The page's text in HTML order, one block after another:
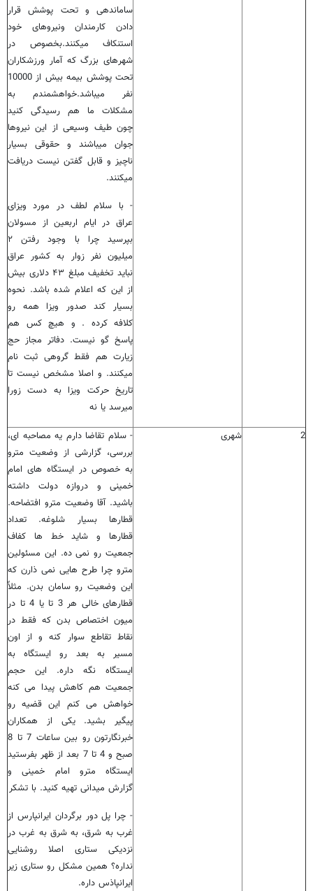
ساماندهی و تحت پوشش قرار
دادن کارمندان ونیروهای خود
استنکاف میکنند.بخصوص در
شهرهای بزرگ که آمار ورزشکاران
تحت پوشش بیمه بیش از 10000
نفر میباشد.خواهشمندم به
مشکلات ما هم رسیدگی کنید
چون طیف وسیعی از این نیروها
جوان میباشند و حقوقی بسیار
ناچیز و قابل گفتن نیست دریافت
میکنند.
- با سلام لطف در مورد ویزای
عراق در ایام اربعین از مسولان
بپرسید چرا با وجود رفتن ۲
میلیون نفر زوار به کشور عراق
نباید تخفیف مبلغ ۴۳ دلاری بیش
از این که اعلام شده باشد. نحوه
بسیار کند صدور ویزا همه رو
کلافه کرده . و هیچ کس هم
پاسخ گو نیست. دفاتر مجاز حج
زیارت هم فقط گروهی ثبت نام
میکنند. و اصلا مشخص نیست تا
تاریخ حرکت ویزا به دست زورا
میرسد یا نه
2 شهری
- سلام تقاضا دارم یه مصاحبه ای،
بررسی، گزارشی از وضعیت مترو
به خصوص در ایستگاه های امام
خمینی و دروازه دولت داشته
باشید. آقا وضعیت مترو افتضاحه.
قطارها بسیار شلوغه. تعداد
قطارها و شاید خط ها کفاف
جمعیت رو نمی ده. این مسئولین
مترو چرا طرح هایی نمی ذارن که
این وضعیت رو سامان بدن. مثلاً
قطارهای خالی هر 3 تا یا 4 تا در
میون اختصاص بدن که فقط در
نقاط تقاطع سوار کنه و از اون
مسیر به بعد رو ایستگاه به
ایستگاه نگه داره. این حجم
جمعیت هم کاهش پیدا می کنه
خواهش می کنم این قضیه رو
پیگیر بشید. یکی از همکاران
خبرنگارتون رو بین ساعات 7 تا 8
صبح و 4 تا 7 بعد از ظهر بفرستید
ایستگاه مترو امام خمینی و
گزارش میدانی تهیه کنید. با تشکر
- چرا پل دور برگردان ایرانپارس از
غرب به شرق، به شرق به غرب در
نزدیکی ستاری اصلا روشنایی
نداره؟ همین مشکل رو ستاری زیر
ایرانپاذس داره.